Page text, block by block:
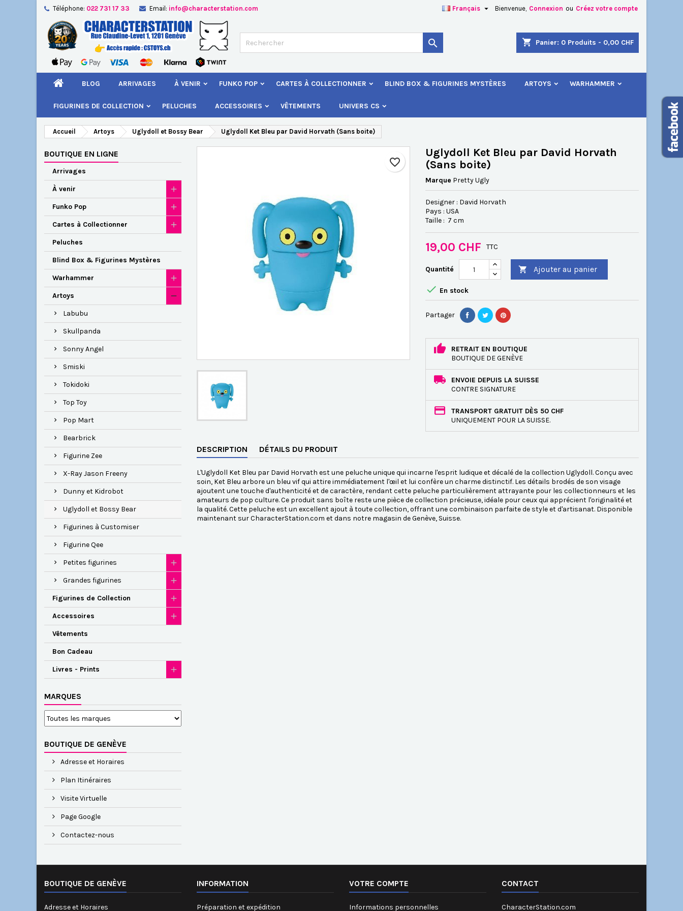
Téléphone: 022 731 17 33 Email: info@characterstation.com Bienvenue, Connexion ou Créez votre compte
Français 
shopping_cart Panier: 0 Produits - 0,00 CHF

BLOG ARRIVAGES À VENIR FUNKO POP CARTES À COLLECTIONNER BLIND BOX & FIGURINES MYSTÈRES ARTOYS WARHAMMER
FIGURINES DE COLLECTION PELUCHES ACCESSOIRES VÊTEMENTS UNIVERS CS
Accueil Artoys Uglydoll et Bossy Bear Uglydoll Ket Bleu par David Horvat h (Sans boite)
BOUTIQUE EN LIGNE
Arrivages
À venir
Funko Pop
Cartes à Collectionner
Peluches
Blind Box & Figurines Mystères
Warhammer
Artoys
Labubu
Skullpanda
Sonny Angel
Smiski
Tokidoki
Top Toy
Pop Mart
Bearbrick
Figurine Zee
X-Ray Jason Freeny
Dunny et Kidrobot
Uglydoll et Bossy Bear
Figurines à Customiser
Figurine Qee
Petites figurines
Grandes figurines
Figurines de Collection
Accessoires
Vêtements
Bon Cadeau
Livres - Prints
MARQUES
BOUTIQUE DE GENÈVE
Adresse et Horaires
Plan Itinéraires
Visite Virtuelle
Page Google
Contactez-nous
favorite_border
Uglydoll Ket Bleu par David Horvat h
(Sans boite)
Marque Pretty Ugly
Designer : David Horvath
Pays : USA
Taille : 7 cm
19,00 CHF TTC
Quantité  Ajouter au panier
 En stock
Partager
RETRAIT EN BOUTIQUE
BOUTIQUE DE GENÈVE
ENVOIE DEPUIS LA SUISSE
CONTRE SIGNATURE
TRANSPORT GRATUIT DÈS 50 CHF
UNIQUEMENT POUR LA SUISSE.
DESCRIPTION DÉTAILS DU PRODUIT
L'Uglydoll Ket Bleu par David Horvath est une peluche unique qui incarne l'esprit ludique et décalé de la collection Uglydoll. Conçu avec
soin, Ket Bleu arbore un bleu vif qui attire immédiatement l'œil et lui confère un charme distinctif. Les détails brodés de son visage
ajoutent une touche d'authenticité et de caractère, rendant cette peluche particulièrement attrayante pour les collectionneurs et les
amateurs de pop culture. Ce produit sans boîte reste une pièce de collection précieuse, idéale pour ceux qui apprécient l'originalité et
la qualité. Cette peluche est un excellent ajout à toute collection, offrant une combinaison parfaite de style et d'artisanat. Disponible
maintenant sur CharacterStation.com et dans notre magasin de Genève, Suisse.
BOUTIQUE DE GENÈVE
Adresse et Horaires
INFORMATION
Préparation et expédition
VOTRE COMPTE
Informations personnelles
CONTACT
CharacterStation.com
Ajouter à ma liste d'envies
Créer une nouvelle liste
Créer une liste d'envies
Nom de la liste d'envies
Connexion
Vous devez être connecté pour ajouter des produits à votre liste d'envies.
Annuler Connexion